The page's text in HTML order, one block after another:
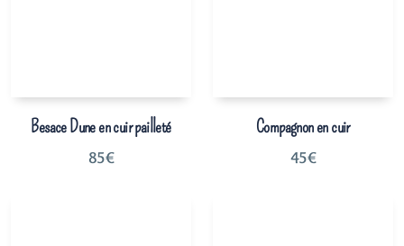
Besace Dune en cuir pailleté
85€
Compagnon en cuir
45€